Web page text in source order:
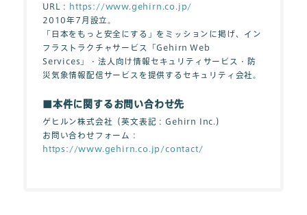
URL：
https://www.gehirn.co.jp/
2010年7月設立。
「日本をもっと安全にする」をミッションに掲げ、イン
フラストラクチャサービス「Gehirn Web
Services」・法人向け情報セキュリティサービス・防
災気象情報配信サービスを提供するセキュリティ会社。
■本件に関するお問い合わせ先
ゲヒルン株式会社（英文表記：Gehirn Inc.）
お問い合わせフォーム：
https://www.gehirn.co.jp/contact/